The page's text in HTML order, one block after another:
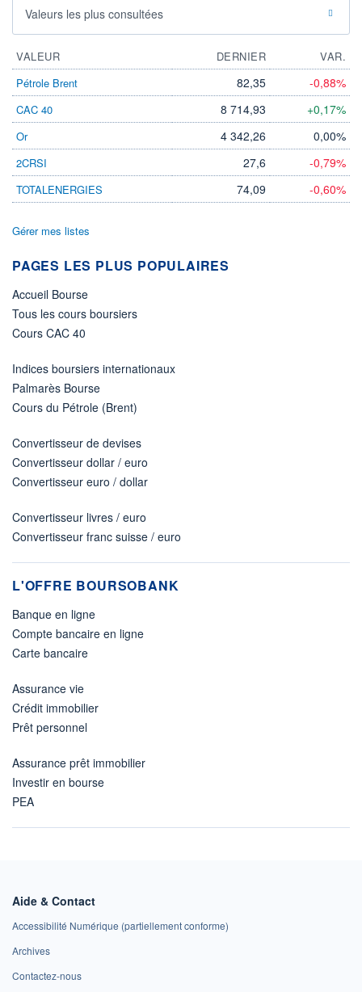
Valeurs les plus consultées
VALEUR DERNIER
VAR.
Pétrole Brent
82,35 -0,88%
CAC 40 8 714,93 +0,17%
Or 4 342,26 0,00%
2CRSI 27,6 -0,79%
TOTALENERGIES 74,09 -0,60%
Gérer mes listes
PAGES LES PLUS POPULAIRES
Accueil Bourse
Tous les cours boursiers
Cours CAC 40
Indices boursiers internationaux
Palmarès Bourse
Cours du Pétrole (Brent)
Convertisseur de devises
Convertisseur dollar / euro
Convertisseur euro / dollar
Convertisseur livres / euro
Convertisseur franc suisse / euro
L'OFFRE BOURSOBANK
Banque en ligne
Compte bancaire en ligne
Carte bancaire
Assurance vie
Crédit immobilier
Prêt personnel
Assurance prêt immobilier
Investir en bourse
PEA
Aide & Contact
Accessibilité Numérique (partiellement conforme)
Archives
Contactez-nous